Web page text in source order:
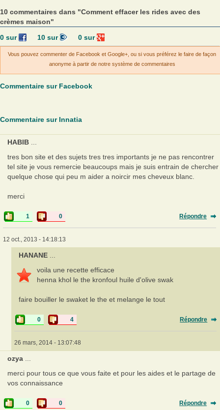
10 commentaires dans "Comment effacer les rides avec des
crèmes maison"
0sur 10sur 0 sur
Vous pouvez commenter de Facebook et Google+, ou si vous préférez le faire de façon
anonyme à partir de notre système de commentaires
Commentaire sur Facebook
Commentaire sur Innatia
HABIB
tres bon site et des sujets tres tres importants je ne pas rencontrer
tel site je vous remercie beaucoups mais je suis entrain de chercher
quelque chose qui peu m aider a noircir mes cheveux blanc.
merci
1 0 Répondre
12 oct., 2013 - 14:18:13
HANANE...
voila une recette efficace
henna khol le the kronfoul huile d'olive swak
faire bouiller le swaket le the et melange le tout
0 4 Répondre
26 mars, 2014 - 13:07:48
ozya
merci pour tous ce que vous faite et pour les aides et le partage de
vos connaissance
0 0 Répondre